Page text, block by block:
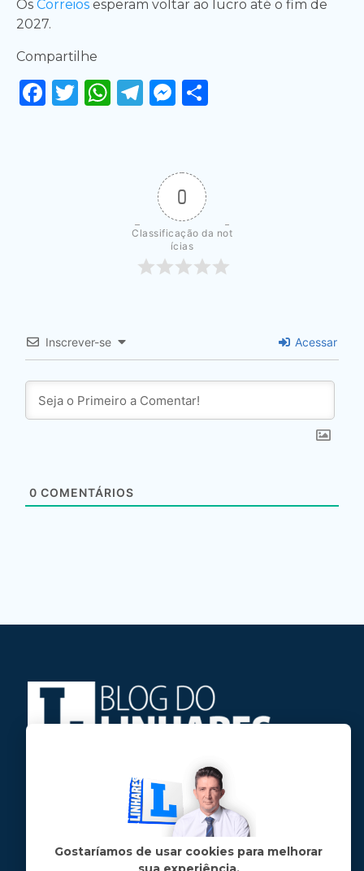
Os Correios esperam voltar ao lucro até o fim de
2027.
Compartilhe
Facebook
Twitter
WhatsApp
Telegram
Messenger
0
Classificação da not
ícias
Inscrever-se Acessar
0 COMENTÁRIOS
Jose Linhares Jr é maranhense.
Formado em Jornalismo, estudou filosofia
e tem pós-graduações em ciência política
e marketing político.
Gostaríamos de usar cookies para melhorar